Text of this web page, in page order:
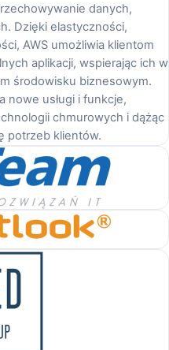
danych,
Dzięki elastyczności,
AWS umożliwia klientom
aplikacji, wspierając ich w
środowisku biznesowym.
nowe usługi i funkcje,
chmurowych i dążąc
potrzeb klientów.